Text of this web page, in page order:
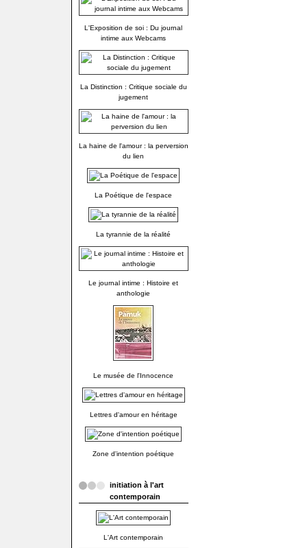
L'Exposition de soi : Du journal
intime aux Webcams
La Distinction : Critique sociale du
jugement
La haine de l'amour : la perversion
du lien
La Poétique de l'espace
La tyrannie de la réalité
Le journal intime : Histoire et
anthologie
Le musée de l'Innocence
Lettres d'amour en héritage
Zone d'intention poétique
initiation à l'art
contemporain
L'Art contemporain